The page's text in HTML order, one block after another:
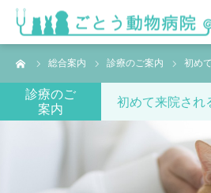
総合案内 診療のご案内 初め
診療のご
案内
初めて来院され
HOME
総合案内
スタッフ紹介･求人情報